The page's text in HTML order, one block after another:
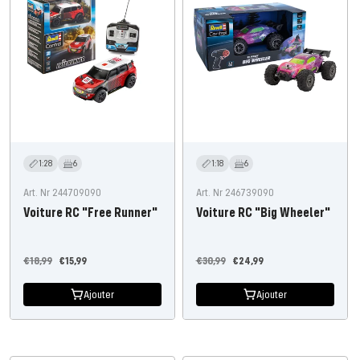
1:28 6
Art. Nr 244709090
Voiture RC "Free Runner"
Prix
l'offre
€15,99
Prix
€18,99
Ajouter
1:18 6
Art. Nr 246739090
Voiture RC "Big Wheeler"
Prix
l'offre
€24,99
Prix
€30,99
Ajouter